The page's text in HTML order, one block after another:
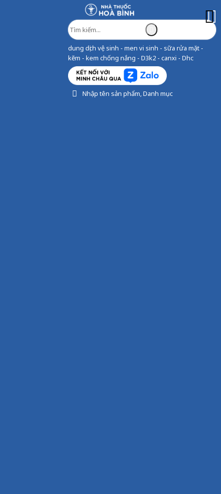
dung dịch vệ sinh - men vi sinh - sữa rửa mặt -
kẽm - kem chống nắng - D3k2 - canxi - Dhc
Nhập tên sản phẩm, Danh mục